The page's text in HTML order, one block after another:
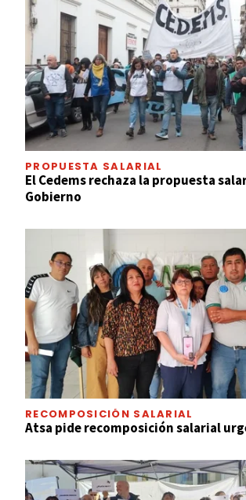
PROPUESTA SALARIAL
El Cedems rechaza la propuesta
Gobierno
RECOMPOSICIÓN SALARIAL
Atsa pide recomposición salarial